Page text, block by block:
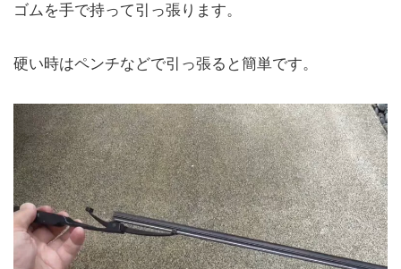
ゴムを手で持って引っ張ります。
硬い時はペンチなどで引っ張ると簡単です。